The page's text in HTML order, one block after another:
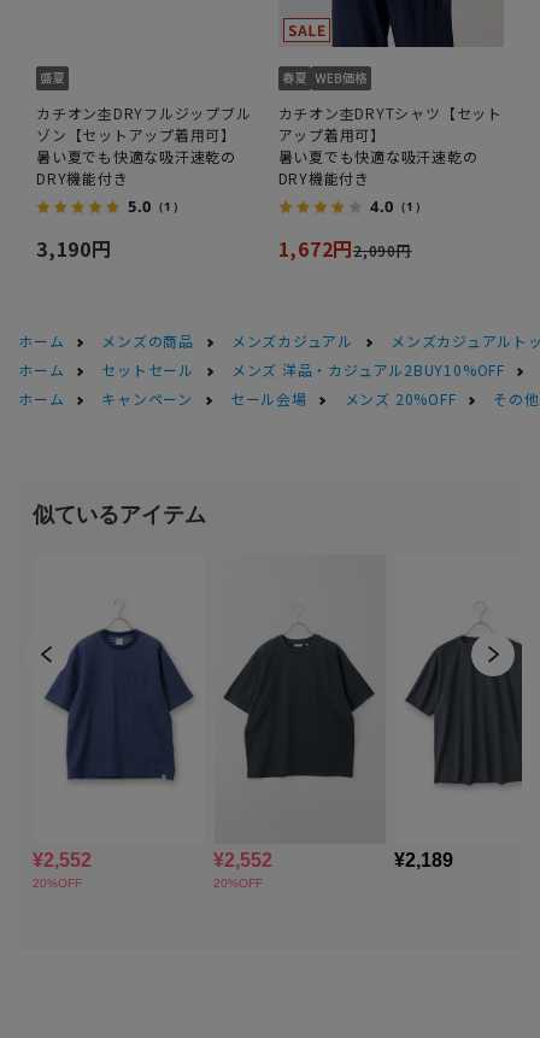
カチオン杢DRYフルジップブル
ゾン【セットアップ着用可】
暑い夏でも快適な吸汗速乾の
DRY機能付き
5.0 （1）
3,190円
カチオン杢DRYTシャツ【セット
アップ着用可】
暑い夏でも快適な吸汗速乾の
DRY機能付き
4.0 （1）
1,672円2,090円
ホーム メンズの商品 メンズカジュアル
メンズカジュアルト
ホーム
セットセール
メンズ 洋品・カジュアル2BUY10%OFF
ホーム
キャンペーン セール会場 メンズ 20%OFF その